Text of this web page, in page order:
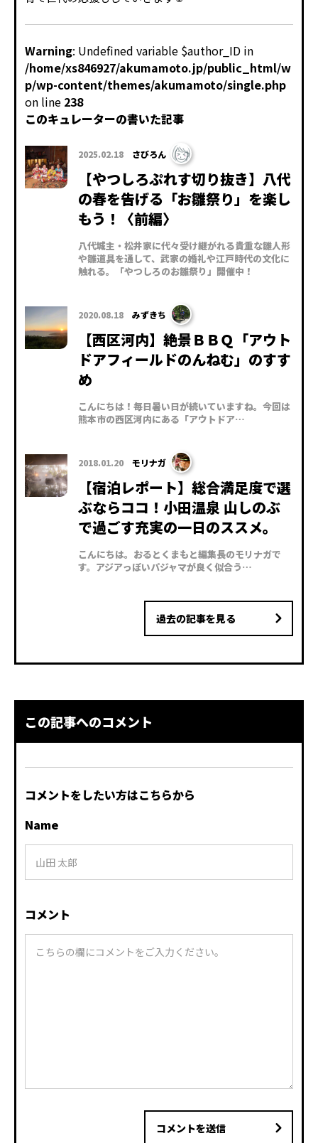
Warning: Undefined variable $author_ID in
/home/xs846927/akumamoto.jp/public_html/w
p/wp-content/themes/akumamoto/single.php
on line 238
このキュレーターの書いた記事
2025.02.18 さびろん
【やつしろぷれす切り抜き】八代
の春を告げる「お雛祭り」を楽し
もう！〈前編〉
八代城主・松井家に代々受け継がれる貴重な雛人形
や雛道具を通して、武家の婚礼や江戸時代の文化に
触れる。「やつしろのお雛祭り」開催中！
2020.08.18 みずきち
【西区河内】絶景ＢＢＱ「アウト
ドアフィールドのんねむ」のすす
め
こんにちは！毎日暑い日が続いていますね。今回は
熊本市の西区河内にある「アウトドア…
2018.01.20 モリナガ
【宿泊レポート】総合満足度で選
ぶならココ！小田温泉 山しのぶ
で過ごす充実の一日のススメ。
こんにちは。おるとくまもと編集長のモリナガで
す。アジアっぽいパジャマが良く似合う…
過去の記事を見る
この記事へのコメント
コメントをしたい方はこちらから
コメント
Name
コメントを送信